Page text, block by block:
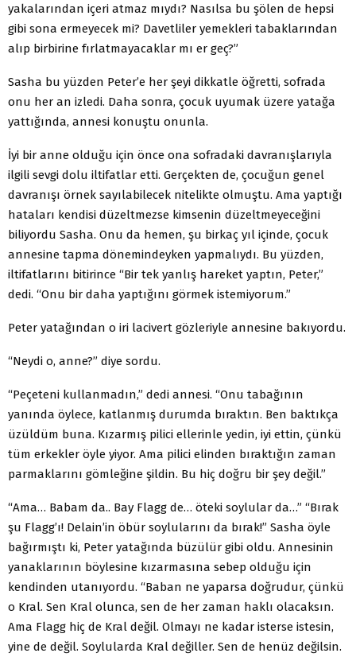
yakalarından içeri atmaz mıydı? Nasılsa bu şölen de hepsi
gibi sona ermeyecek mi? Davetliler yemekleri tabaklarından
alıp birbirine fırlatmayacaklar mı er geç?”
Sasha bu yüzden Peter’e her şeyi dikkatle öğretti, sofrada
onu her an izledi. Daha sonra, çocuk uyumak üzere yatağa
yattığında, annesi konuştu onunla.
İyi bir anne olduğu için önce ona sofradaki davranışlarıyla
ilgili sevgi dolu iltifatlar etti. Gerçekten de, çocuğun genel
davranışı örnek sayılabilecek nitelikte olmuştu. Ama yaptığı
hataları kendisi düzeltmezse kimsenin düzeltmeyeceğini
biliyordu Sasha. Onu da hemen, şu birkaç yıl içinde, çocuk
annesine tapma dönemindeyken yapmalıydı. Bu yüzden,
iltifatlarını bitirince “Bir tek yanlış hareket yaptın, Peter,”
dedi. “Onu bir daha yaptığını görmek istemiyorum.”
Peter yatağından o iri lacivert gözleriyle annesine bakıyordu.
“Neydi o, anne?” diye sordu.
“Peçeteni kullanmadın,” dedi annesi. “Onu tabağının
yanında öylece, katlanmış durumda bıraktın. Ben baktıkça
üzüldüm buna. Kızarmış pilici ellerinle yedin, iyi ettin, çünkü
tüm erkekler öyle yiyor. Ama pilici elinden bıraktığın zaman
parmaklarını gömleğine şildin. Bu hiç doğru bir şey değil.”
“Ama… Babam da.. Bay Flagg de… öteki soylular da…” “Bırak
şu Flagg’ı! Delain’in öbür soylularını da bırak!” Sasha öyle
bağırmıştı ki, Peter yatağında büzülür gibi oldu. Annesinin
yanaklarının böylesine kızarmasına sebep olduğu için
kendinden utanıyordu. “Baban ne yaparsa doğrudur, çünkü
o Kral. Sen Kral olunca, sen de her zaman haklı olacaksın.
Ama Flagg hiç de Kral değil. Olmayı ne kadar isterse istesin,
yine de değil. Soylularda Kral değiller. Sen de henüz değilsin.